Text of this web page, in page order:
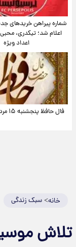
شماره پیراهن خریدهای
اعلام شد؛ تیکدری،
اعداد ویژه
فال حافظ پنجشنبه ۱۵ مرداد ماه ۱۴۰۵
خانه>سبک زندگی
تلاش